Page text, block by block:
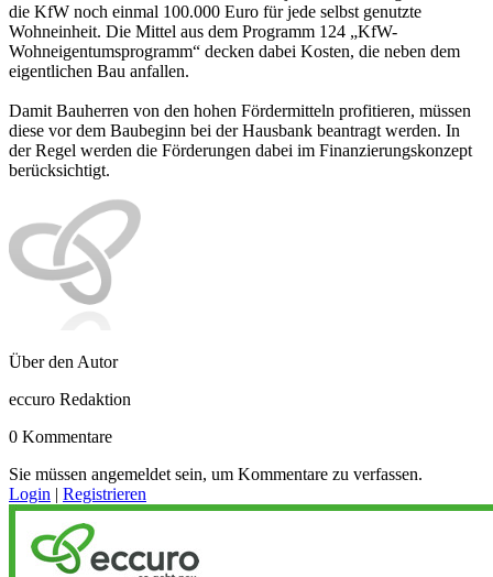
die KfW noch einmal 100.000 Euro für jede selbst genutzte
Wohneinheit. Die Mittel aus dem Programm 124 „KfW-
Wohneigentumsprogramm“ decken dabei Kosten, die neben dem
eigentlichen Bau anfallen.
Damit Bauherren von den hohen Fördermitteln profitieren, müssen
diese vor dem Baubeginn bei der Hausbank beantragt werden. In
der Regel werden die Förderungen dabei im Finanzierungskonzept
berücksichtigt.
Über den Autor
eccuro Redaktion
0 Kommentare
Sie müssen angemeldet sein, um Kommentare zu verfassen.
Login | Registrieren